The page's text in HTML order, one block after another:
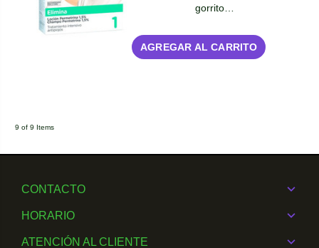
gorrito…
AGREGAR AL CARRITO
9 of 9 Items
CONTACTO
HORARIO
ATENCIÓN AL CLIENTE